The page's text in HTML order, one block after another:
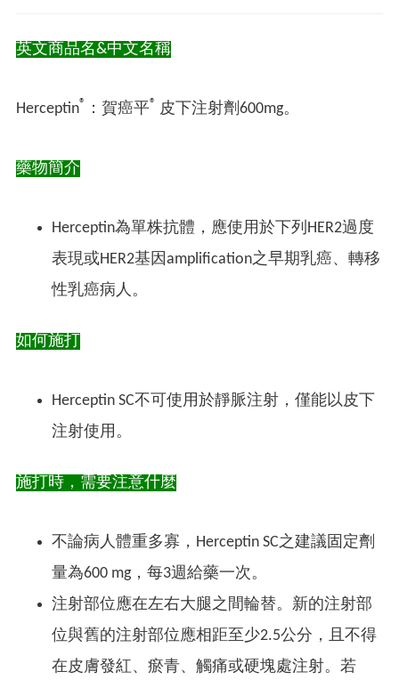
英文商品名&中文名稱
Herceptin® ：賀癌平® 皮下注射劑600mg。
藥物簡介
Herceptin為單株抗體，應使用於下列HER2過度
表現或HER2基因amplification之早期乳癌、轉移
性乳癌病人。
如何施打
Herceptin SC不可使用於靜脈注射，僅能以皮下
注射使用。
施打時，需要注意什麼
不論病人體重多寡，Herceptin SC之建議固定劑
量為600 mg，每3週給藥一次。
注射部位應在左右大腿之間輪替。新的注射部
位與舊的注射部位應相距至少2.5公分，且不得
在皮膚發紅、瘀青、觸痛或硬塊處注射。若